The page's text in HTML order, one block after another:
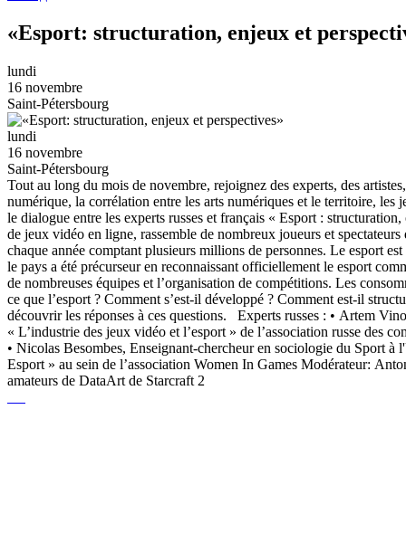
«Esport: structuration, enjeux et
lundi
16 novembre
Saint-Pétersbourg
lundi
16 novembre
Saint-Pétersbourg
Tout au long du mois de novembre, rejoignez des experts, des
numérique, la corrélation entre les arts numériques et le territoire,
le dialogue entre les experts russes et français « Esport :
de jeux vidéo en ligne, rassemble de nombreux joueurs et
chaque année comptant plusieurs millions de personnes. Le esport
le pays a été précurseur en reconnaissant officiellement le esport
de nombreuses équipes et l’organisation de compétitions. Les
ce que l’esport ? Comment s’est-il développé ? Comment est-il
découvrir les réponses à ces questions. Experts russes : • Artem
« L’industrie des jeux vidéo et l’esport » de l’association russe des
• Nicolas Besombes, Enseignant-chercheur en sociologie du Sport
Esport » au sein de l’association Women In Games Modérateur:
amateurs de DataArt de Starcraft 2